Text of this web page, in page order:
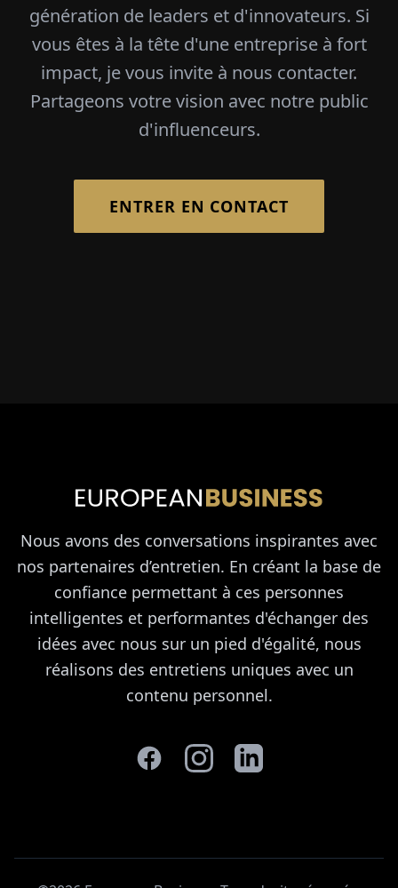
génération de leaders et d'innovateurs. Si
vous êtes à la tête d'une entreprise à fort
impact, je vous invite à nous contacter.
Partageons votre vision avec notre public
d'influenceurs.
ENTRER EN CONTACT
Nous avons des conversations inspirantes avec
nos partenaires d’entretien. En créant la base de
confiance permettant à ces personnes
intelligentes et performantes d'échanger des
idées avec nous sur un pied d'égalité, nous
réalisons des entretiens uniques avec un
contenu personnel.